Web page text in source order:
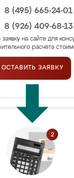
8 (495) 665-24-01
8 (926) 409-68-13
заявку на сайте для
расчёта
ОСТАВИТЬ ЗАЯВКУ